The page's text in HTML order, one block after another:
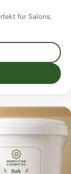
für Salons,